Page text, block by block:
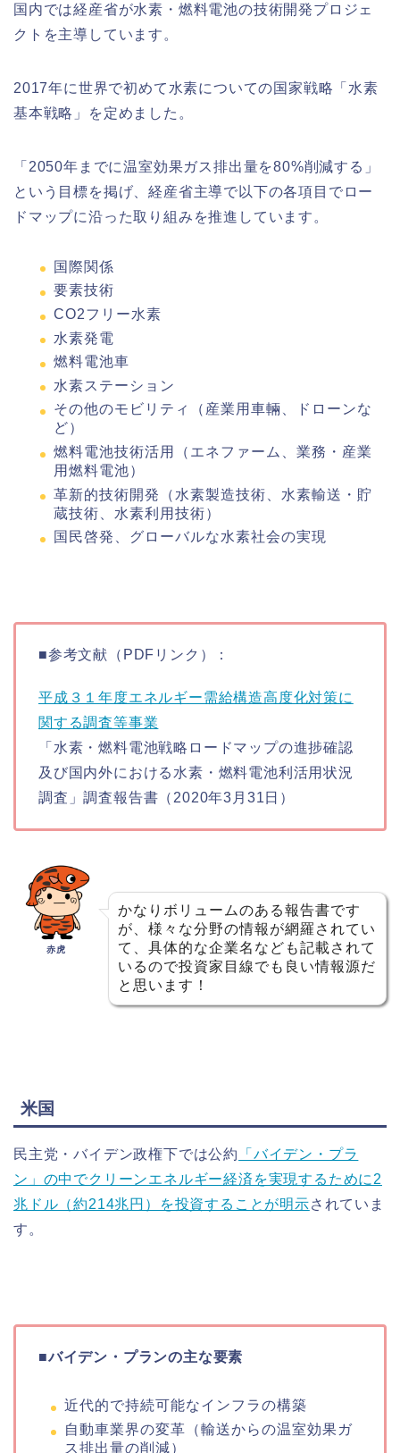
国内では経産省が水素・燃料電池の技術開発プロジェ
クトを主導しています。
2017年に世界で初めて水素についての国家戦略「水素
基本戦略」を定めました。
「2050年までに温室効果ガス排出量を80%削減する」
という目標を掲げ、経産省主導で以下の各項目でロー
ドマップに沿った取り組みを推進しています。
国際関係
要素技術
CO2フリー水素
水素発電
燃料電池車
水素ステーション
その他のモビリティ（産業用車輛、ドローンな
ど）
燃料電池技術活用（エネファーム、業務・産業
用燃料電池）
革新的技術開発（水素製造技術、水素輸送・貯
蔵技術、水素利用技術）
国民啓発、グローバルな水素社会の実現
■参考文献（PDFリンク）：
平成３１年度エネルギー需給構造高度化対策に
関する調査等事業
「水素・燃料電池戦略ロードマップの進捗確認
及び国内外における水素・燃料電池利活用状況
調査」調査報告書（2020年3月31日）
赤虎
かなりボリュームのある報告書です
が、様々な分野の情報が網羅されてい
て、具体的な企業名なども記載されて
いるので投資家目線でも良い情報源だ
と思います！
米国
民主党・バイデン政権下では公約
「バイデン・プラ
ン」の中でクリーンエネルギー経済を実現するために2
兆ドル（約214兆円）を投資することが明示されていま
す。
■バイデン・プランの主な要素
近代的で持続可能なインフラの構築
自動車業界の変革（輸送からの温室効果ガ
ス排出量の削減）